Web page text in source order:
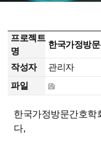
프로젝트
명
한국가정방
작성자 관리자
파일
한국가정방문간호
다,